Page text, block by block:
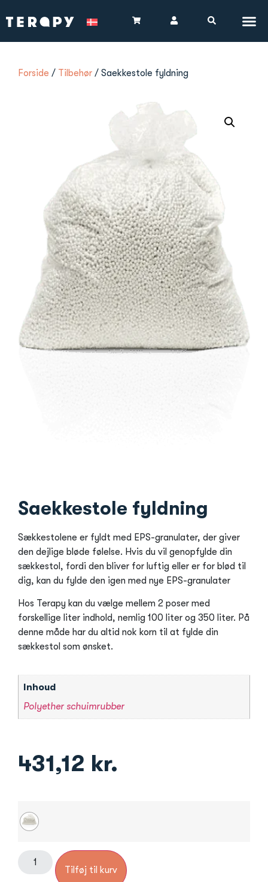
Forside / Tilbehør / Saekkestole fyldning
Saekkestole fyldning
Sækkestolene er fyldt med EPS-granulater, der giver
den dejlige bløde følelse. Hvis du vil genopfylde din
sækkestol, fordi den bliver for luftig eller er for blød til
dig, kan du fylde den igen med nye EPS-granulater
Hos Terapy kan du vælge mellem 2 poser med
forskellige liter indhold, nemlig 100 liter og 350 liter. På
denne måde har du altid nok korn til at fylde din
sækkestol som ønsket.
Inhoud
Polyether schuimrubber
431,12 kr.
Tilføj til kurv